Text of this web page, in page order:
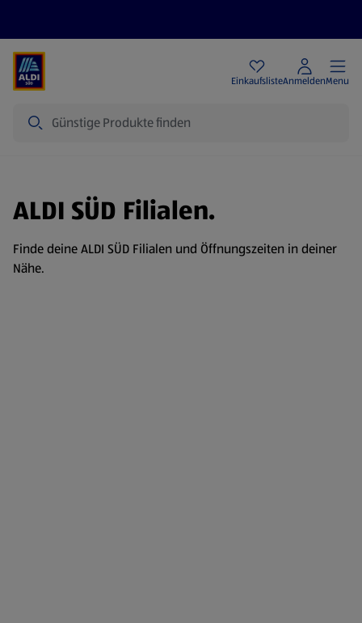
EinkaufslisteAnmeldenMenu
ALDI SÜD Filialen.
Finde deine ALDI SÜD Filialen und Öffnungszeiten in deiner
Nähe.